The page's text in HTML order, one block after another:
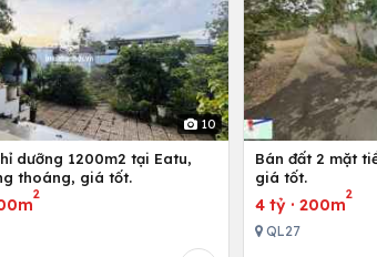
10
dưỡng 1200m2 tại Eatu,
thoáng, giá tốt.
2
Bán đất 2 mặt
giá tốt.
4 tỷ ·200m
2
QL27